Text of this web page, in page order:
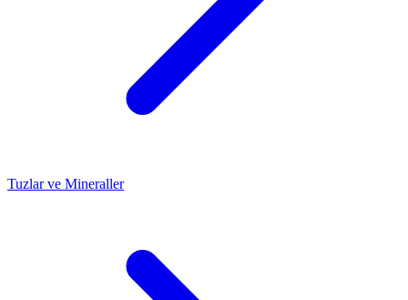
Tuzlar ve Mineraller